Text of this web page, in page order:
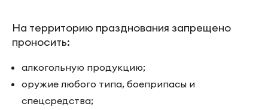
На территорию празднования запрещено
проносить:
алкогольную продукцию;
оружие любого типа, боеприпасы и
спецсредства;